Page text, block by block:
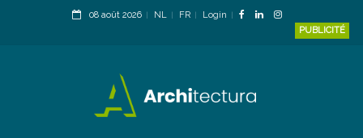
08 août 2026 NL FR
Login
PUBLICITÉ